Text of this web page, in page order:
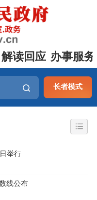
解读回应 办事服务
长者模式
举行
线公布